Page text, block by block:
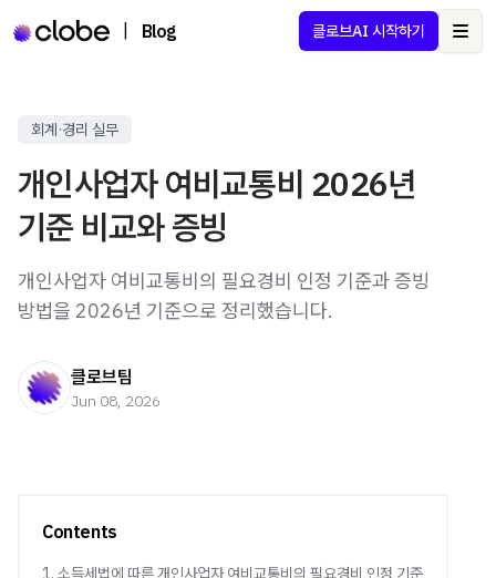
Blog 클로브AI 시작하기
회계·경리 실무
개인사업자 여비교통비 2026년
기준 비교와 증빙
개인사업자 여비교통비의 필요경비 인정 기준과 증빙
방법을 2026년 기준으로 정리했습니다.
클로브팀
Jun 08, 2026
Contents
1. 소득세법에 따른 개인사업자 여비교통비의 필요경비 인정 기준